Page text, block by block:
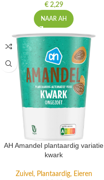
€2,29
NAAR AH
AH Amandel plantaardig variatie
kwark
Zuivel, Plantaardig, Eieren